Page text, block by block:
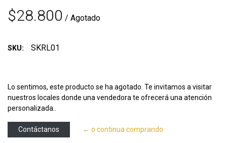
$28.800 / Agotado
SKU: SKRL01
Lo sentimos, este producto se ha agotado. Te invitamos a visitar
nuestros locales donde una vendedora te ofrecerá una atención
personalizada..
Contáctanos ← o continua comprando